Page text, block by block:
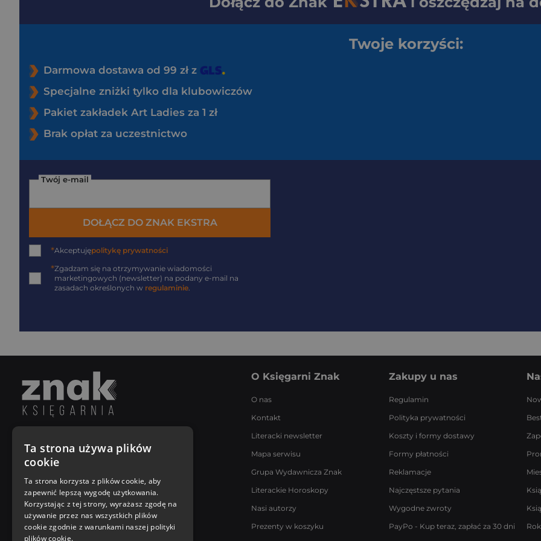
Twoje korzyści:
Darmowa dostawa od 99 zł z
Specjalne zniżki tylko dla klubowiczów
Pakiet zakładek Art Ladies za 1 zł
Brak opłat za uczestnictwo
Twój e-mail
DOŁĄCZ DO ZNAK EKSTRA
*Akceptujępolitykę prywatności
*Zgadzam się na otrzymywanie wiadomości
marketingowych (newsletter) na podany e-mail na
zasadach określonych w regulaminie.
Poniedziałek - Piątek
8:00 - 18:00
[email protected]
Bądź z nami na bieżąco
O Księgarni Znak
O nas
Kontakt
Literacki newsletter
Mapa serwisu
Grupa Wydawnicza Znak
Literackie Horoskopy
Nasi autorzy
Prezenty w koszyku
Zakupy u nas
Regulamin
Polityka prywatności
Koszty i formy dostawy
Formy płatności
Reklamacje
Najczęstsze pytania
Wygodne zwroty
PayPo - Kup teraz, zapłać za 30 dni
Ta strona używa plików
cookie
Ta strona korzysta z plików cookie, aby
zapewnić lepszą wygodę użytkowania.
Korzystając z tej strony, wyrażasz zgodę na
używanie przez nas wszystkich plików
cookie zgodnie z warunkami naszej polityki
plików cookie.